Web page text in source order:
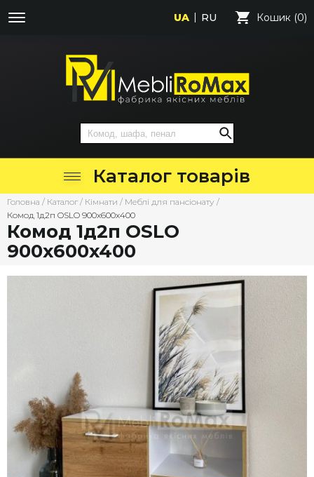
UA RU Кошик (0)
Каталог товарів
Головна / Каталог / Кімнати / Меблі для пансіонату /
Комод 1д2п OSLO 900х600х400
Комод 1д2п OSLO
900х600х400